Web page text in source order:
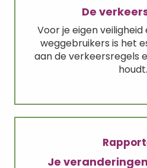
De
Voor je eigen
weggebruikers is het
aan de verkeersregels
houdt.
Je